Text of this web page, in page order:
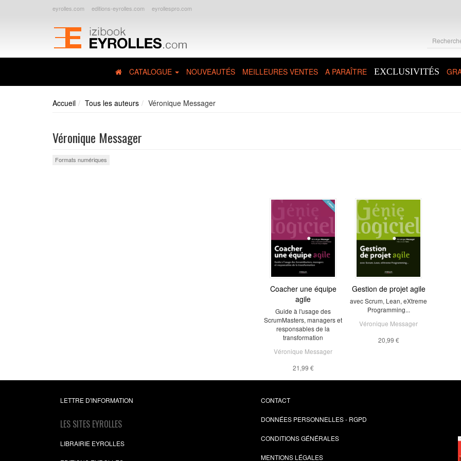
eyrolles.com editions-eyrolles.com eyrollespro.com
CATALOGUE NOUVEAUTÉS MEILLEURES VENTES A PARAÎTRE EXCLUSIVITÉS
Accueil Tous les auteurs Véronique Messager
Véronique Messager
Formats numériques
Coacher une équipe
agile
Guide à l'usage des
ScrumMasters, managers et
responsables de la
transformation
Véronique Messager
21,99 €
Gestion de projet agile
avec Scrum, Lean, eXtreme
Programming...
Véronique Messager
20,99 €
LETTRE D'INFORMATION
LES SITES EYROLLES
LIBRAIRIE EYROLLES
CONTACT
DONNÉES PERSONNELLES - RGPD
CONDITIONS GÉNÉRALES
MENTIONS LÉGALES